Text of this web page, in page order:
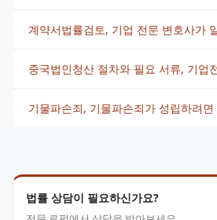
법률 상담이 필요하신가요?